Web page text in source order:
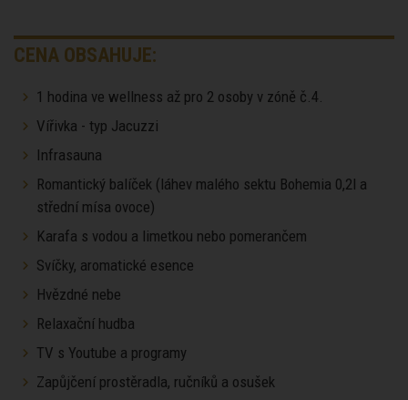
CENA OBSAHUJE:
1 hodina ve wellness až pro 2 osoby v zóně č.4.
Vířivka - typ Jacuzzi
Infrasauna
Romantický balíček (láhev malého sektu Bohemia 0,2l a
střední mísa ovoce)
Karafa s vodou a limetkou nebo pomerančem
Svíčky, aromatické esence
Hvězdné nebe
Relaxační hudba
TV s Youtube a programy
Zapůjčení prostěradla, ručníků a osušek